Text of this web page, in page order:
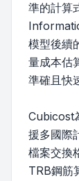
準的計算
模型後續
量成本估
準確且快
Cubicost
援多國際
檔案交換
TRB鋼筋